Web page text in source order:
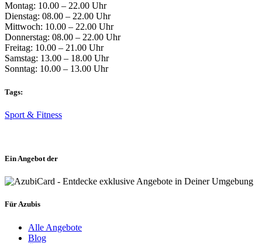
Montag: 10.00 – 22.00 Uhr
Dienstag: 08.00 – 22.00 Uhr
Mittwoch: 10.00 – 22.00 Uhr
Donnerstag: 08.00 – 22.00 Uhr
Freitag: 10.00 – 21.00 Uhr
Samstag: 13.00 – 18.00 Uhr
Sonntag: 10.00 – 13.00 Uhr
Tags:
Sport & Fitness
Ein Angebot der
Für Azubis
Alle Angebote
Blog